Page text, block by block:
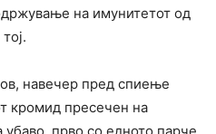
на имунитетот од
навечер пред спиење
кромид пресечен на